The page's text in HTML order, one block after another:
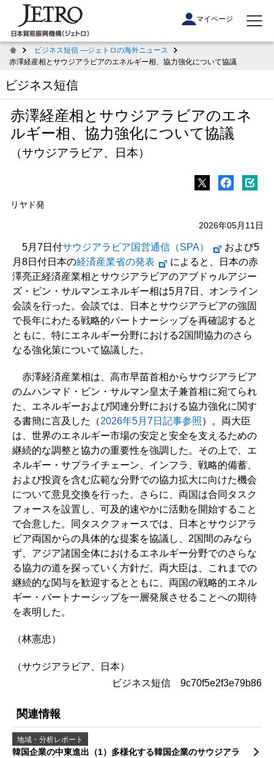
マイページ
ビジネス短信 ―ジェトロの海外ニュース
赤澤経産相とサウジアラビアのエネルギー相、協力強化について協議
ビジネス短信
赤澤経産相とサウジアラビアのエネ
ルギー相、協力強化について協議
（サウジアラビア、日本）
リヤド発
2026年05月11日
5月7日付サウジアラビア国営通信（SPA）
および5
月8日付日本の経済産業省の発表
によると、日本の赤
澤亮正経済産業相とサウジアラビアのアブドゥルアジー
ズ・ビン・サルマンエネルギー相は5月7日、オンライン
会談を行った。会談では、日本とサウジアラビアの強固
で長年にわたる戦略的パートナーシップを再確認すると
ともに、特にエネルギー分野における2国間協力のさら
なる強化策について協議した。
赤澤経済産業相は、高市早苗首相からサウジアラビア
のムハンマド・ビン・サルマン皇太子兼首相に宛てられ
た、エネルギーおよび関連分野における協力強化に関す
る書簡に言及した（2026年5月7日記事参照）。両大臣
は、世界のエネルギー市場の安定と安全を支えるための
継続的な調整と協力の重要性を強調した。その上で、エ
ネルギー・サプライチェーン、インフラ、戦略的備蓄、
および投資を含む広範な分野での協力拡大に向けた機会
について意見交換を行った。さらに、両国は合同タスク
フォースを設置し、可及的速やかに活動を開始すること
で合意した。同タスクフォースでは、日本とサウジアラ
ビア両国からの具体的な提案を協議し、2国間のみなら
ず、アジア諸国全体におけるエネルギー分野でのさらな
る協力の道を探っていく方針だ。両大臣は、これまでの
継続的な関与を歓迎するとともに、両国の戦略的エネル
ギー・パートナーシップを一層発展させることへの期待
を表明した。
（林憲忠）
（サウジアラビア、日本）
ビジネス短信 9c70f5e2f3e79b86
関連情報
地域・分析レポート
韓国企業の中東進出（1）多様化する韓国企業のサウジアラ